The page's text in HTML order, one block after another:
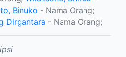
Binuko - Nama Orang;
Dirgantara - Nama Orang;